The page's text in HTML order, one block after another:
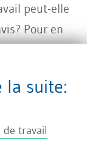
peut-elle
Pour en
la suite:
de travail